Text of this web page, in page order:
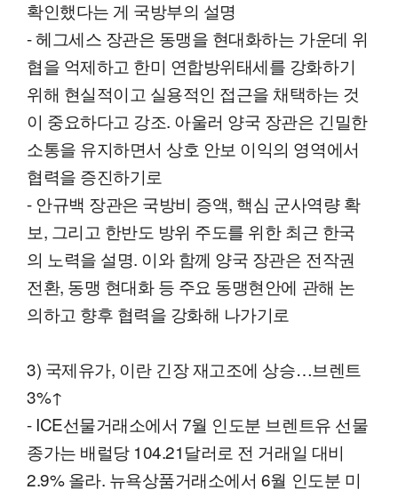
확인했다는 게 국방부의 설명
- 헤그세스 장관은 동맹을 현대화하는 가운데 위
협을 억제하고 한미 연합방위태세를 강화하기
위해 현실적이고 실용적인 접근을 채택하는 것
이 중요하다고 강조. 아울러 양국 장관은 긴밀한
소통을 유지하면서 상호 안보 이익의 영역에서
협력을 증진하기로
- 안규백 장관은 국방비 증액, 핵심 군사역량 확
보, 그리고 한반도 방위 주도를 위한 최근 한국
의 노력을 설명. 이와 함께 양국 장관은 전작권
전환, 동맹 현대화 등 주요 동맹현안에 관해 논
의하고 향후 협력을 강화해 나가기로
3) 국제유가, 이란 긴장 재고조에 상승…브렌트
3%↑
- ICE선물거래소에서 7월 인도분 브렌트유 선물
종가는 배럴당 104.21달러로 전 거래일 대비
2.9% 올라. 뉴욕상품거래소에서 6월 인도분 미